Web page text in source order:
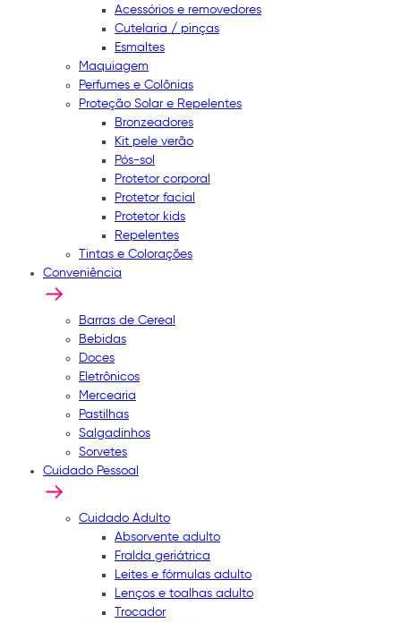
Acessórios e removedores
Cutelaria / pinças
Esmaltes
Maquiagem
Perfumes e Colônias
Proteção Solar e Repelentes
Bronzeadores
Kit pele verão
Pós-sol
Protetor corporal
Protetor facial
Protetor kids
Repelentes
Tintas e Colorações
Conveniência
Barras de Cereal
Bebidas
Doces
Eletrônicos
Mercearia
Pastilhas
Salgadinhos
Sorvetes
Cuidado Pessoal
Cuidado Adulto
Absorvente adulto
Fralda geriátrica
Leites e fórmulas adulto
Lenços e toalhas adulto
Trocador